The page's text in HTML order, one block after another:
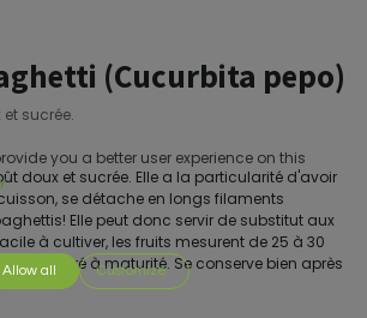
(Cucurbita pepo)
sucrée.
doux et sucrée. Elle a la particularité d'avoir
se détache en longs filaments
Elle peut donc servir de substitut aux
à cultiver, les fruits mesurent de 25 à 30
doré à maturité. Se conserve bien après
you a better user experience on this
Allow all Customize